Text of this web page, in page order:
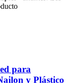
para
y Plástico